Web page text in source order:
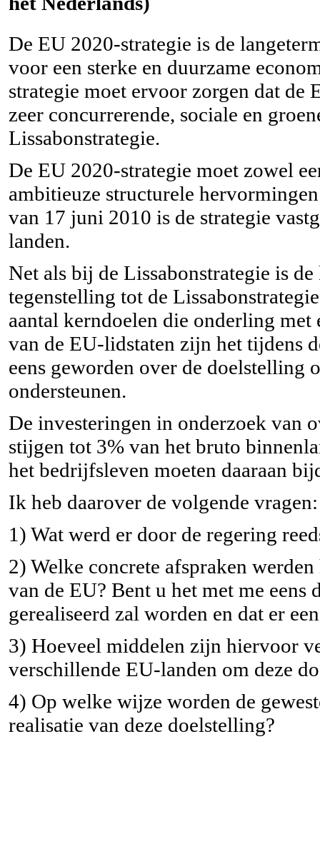
De EU 2020-strategie is de
voor een sterke en duurzame
strategie moet ervoor zorgen dat
zeer concurrerende, sociale en
Lissabonstrategie.
De EU 2020-strategie moet zowel
ambitieuze structurele
van 17 juni 2010 is de strategie
landen.
Net als bij de Lissabonstrategie is
tegenstelling tot de
aantal kerndoelen die onderling met
van de EU-lidstaten zijn het tijdens
eens geworden over de doelstelling
ondersteunen.
De investeringen in onderzoek van
stijgen tot 3% van het bruto
het bedrijfsleven moeten daaraan
Ik heb daarover de volgende vragen:
1) Wat werd er door de regering
2) Welke concrete afspraken
van de EU? Bent u het met me
gerealiseerd zal worden en dat er
3) Hoeveel middelen zijn hiervoor
verschillende EU-landen om deze
4) Op welke wijze worden de
realisatie van deze doelstelling?